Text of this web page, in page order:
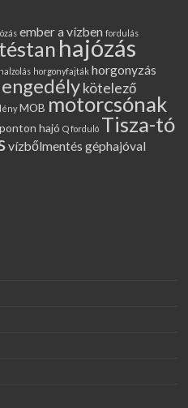
ember a vízben fordulás
hajózás
halzolás horgonyfajták horgonyzás
kötelező
MOB motorcsónak
ponton hajó Q forduló Tisza-tó
vízbőlmentés géphajóval